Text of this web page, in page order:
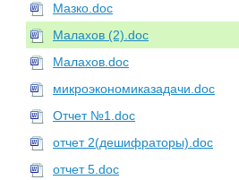
Мазко.doc
Малахов (2).doc
Малахов.doc
микроэкономиказадачи.doc
Отчет №1.doc
отчет 2(дешифраторы).doc
отчет 5.doc